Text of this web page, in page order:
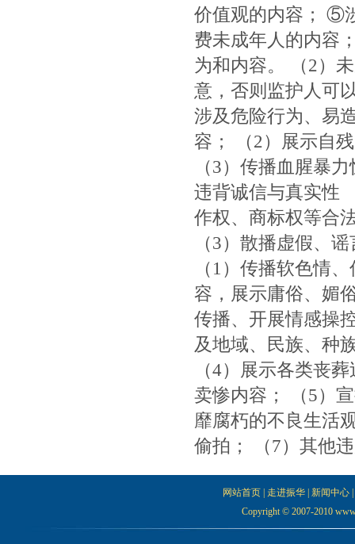
价值观的内容； ⑤
费未成年人的内容
为和内容。 （2）
意，否则监护人可
涉及危险行为、易
容； （2）展示自
（3）传播血腥暴
违背诚信与真实性
作权、商标权等合
（3）散播虚假、
（1）传播软色情
容，展示庸俗、媚
传播、开展情感操
及地域、民族、种
（4）展示各类丧
卖惨内容； （5）
靡腐朽的不良生活
偷拍； （7）其他
网站首页 走进振华 新闻中心
Copyright © 2007-2010